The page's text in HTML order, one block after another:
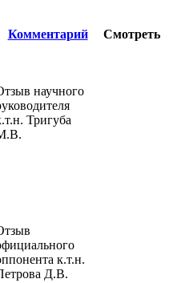
Комментарий Смотреть
научного
Тригуба
к.т.н.
Д.В.